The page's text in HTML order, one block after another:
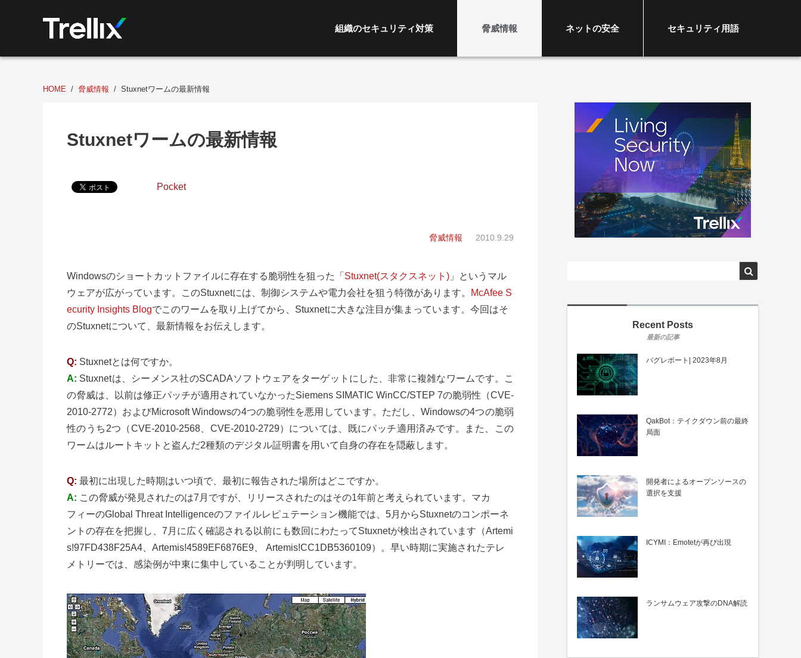
組織のセキュリティ対策 脅威情報 ネットの安全 セキュリティ用語
HOME 脅威情報 Stuxnetワームの最新情報
Stuxnetワームの最新情報
Pocket
脅威情報 2010.9.29
Windowsのショートカットファイルに存在する脆弱性を狙った「 Stuxnet(スタクスネット) 」というマル
ウェアが広がっています。このStuxnetには、制御システムや電力会社を狙う特徴があります。
McAfee S
ecurity Insights Blogでこのワームを取り上げてから、Stuxnetに大きな注目が集まっています。今回はそ
のStuxnetについて、最新情報をお伝えします。
Q: Stuxnetとは何ですか。
A: Stuxnetは、シーメンス社のSCADAソフトウェアをターゲットにした、非常に複雑なワームです。こ
の脅威は、以前は修正パッチが適用されていなかったSiemens SIMATIC WinCC/STEP 7の脆弱性（CVE-
2010-2772）およびMicrosoft Windowsの4つの脆弱性を悪用しています。ただし、Windowsの4つの脆弱
性のうち2つ（CVE-2010-2568、CVE-2010-2729）については、既にパッチ適用済みです。また、この
ワームはルートキットと盗んだ2種類のデジタル証明書を用いて自身の存在を隠蔽します。
Q: 最初に出現した時期はいつ頃で、最初に報告された場所はどこですか。
A: この脅威が発見されたのは7月ですが、リリースされたのはその1年前と考えられています。マカ
フィーのGlobal Threat Intelligenceのファイルレピュテーション機能では、5月からStuxnetのコンポーネ
ントの存在を把握し、7月に広く確認される以前にも数回にわたってStuxnetが検出されています（Artemi
s!97FD438F25A4、Artemis!4589EF6876E9、 Artemis!CC1DB5360109）。早い時期に実施されたテレ
メトリーでは、感染例が中東に集中していることが判明しています。
Recent Posts
バグレポート| 2023年8月
QakBot：テイクダウン前の最終
局面
開発者によるオープンソースの
選択を支援
ICYMI：Emotetが再び出現
ランサムウェア攻撃のDNA解読